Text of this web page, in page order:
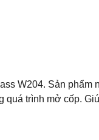
W204. Sản phẩm
quá trình mở cốp.